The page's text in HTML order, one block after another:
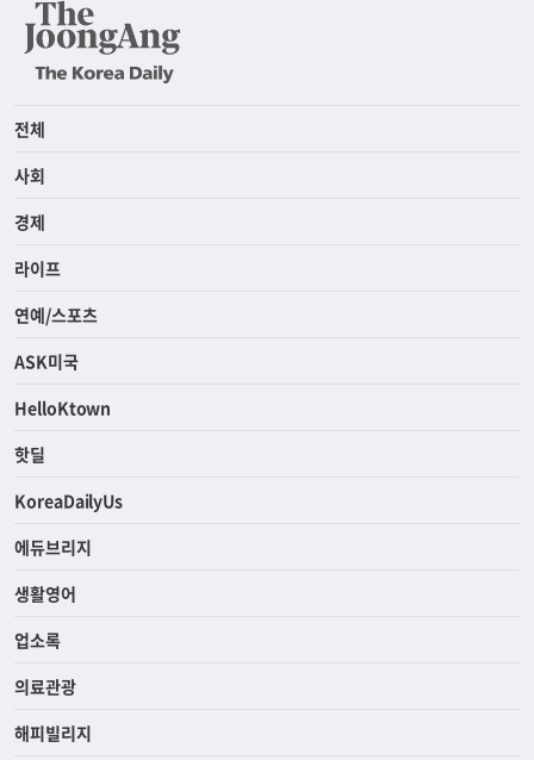
전체
사회
경제
라이프
연예/스포츠
ASK미국
HelloKtown
핫딜
KoreaDailyUs
에듀브리지
생활영어
업소록
의료관광
해피빌리지